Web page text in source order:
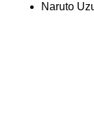
Naruto